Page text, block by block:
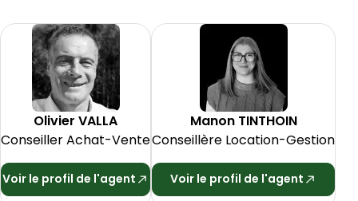
Olivier VALLA
Conseiller Achat-Vente
Voir le profil de l'agent
Manon TINTHOIN
Conseillère Location-Gestion
Voir le profil de l'agent